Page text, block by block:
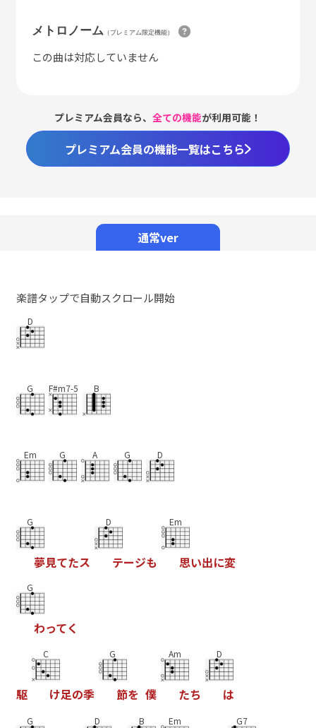
メトロノーム （プレミアム限定機能）
この曲は対応していません
プレミアム会員なら、全ての機能が利用可能！
プレミアム会員の機能一覧はこちら
通常ver
楽譜タップで自動スクロール開始
D
G F#m7-5 B
Em G A G D
G
夢見てたス
D
テージも
Em
思い出に変
G
わってく
駆
C
け足の季
G
節を 僕
Am
たち
D
は
G D B Em G7